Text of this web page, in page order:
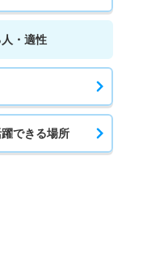
・適性
できる場所